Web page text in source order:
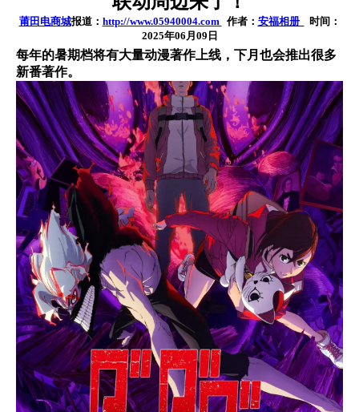
莆田电商城报道： http://www.05940004.com 作者： 安福相册
时间：
2025年06月09日
每年的暑期档将有大量动漫著作上线，下月也会推出很多
新番著作。